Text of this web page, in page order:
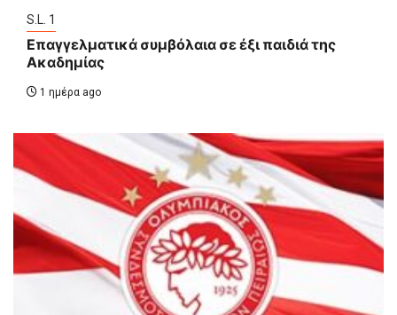
S.L. 1
Επαγγελματικά συμβόλαια σε έξι παιδιά της
Ακαδημίας
1 ημέρα ago